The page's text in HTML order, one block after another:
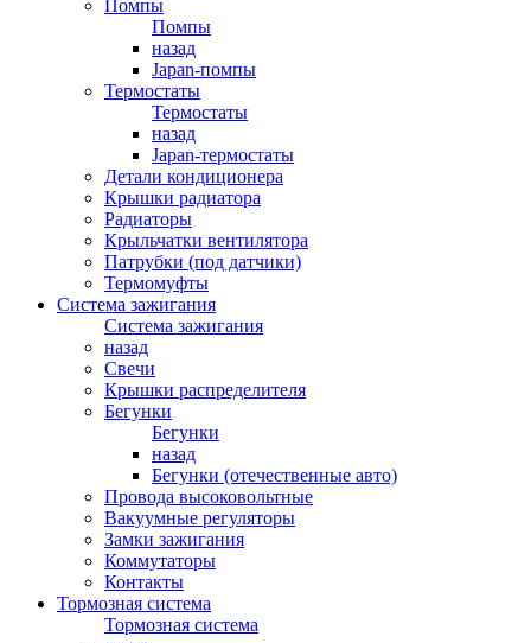
Помпы
Помпы
назад
Japan-помпы
Термостаты
Термостаты
назад
Japan-термостаты
Детали кондиционера
Крышки радиатора
Радиаторы
Крыльчатки вентилятора
Патрубки (под датчики)
Термомуфты
Система зажигания
Система зажигания
назад
Свечи
Крышки распределителя
Бегунки
Бегунки
назад
Бегунки (отечественные авто)
Провода высоковольтные
Вакуумные регуляторы
Замки зажигания
Коммутаторы
Контакты
Тормозная система
Тормозная система